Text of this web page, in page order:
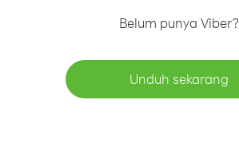
Belum punya Viber?
Unduh sekarang